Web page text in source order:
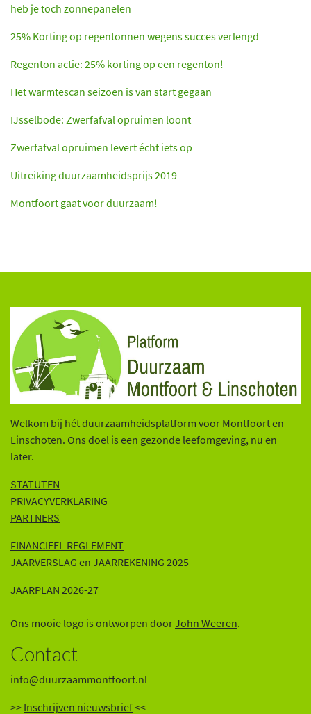
heb je toch zonnepanelen
25% Korting op regentonnen wegens succes verlengd
Regenton actie: 25% korting op een regenton!
Het warmtescan seizoen is van start gegaan
IJsselbode: Zwerfafval opruimen loont
Zwerfafval opruimen levert écht iets op
Uitreiking duurzaamheidsprijs 2019
Montfoort gaat voor duurzaam!
Welkom bij hét duurzaamheidsplatform voor Montfoort en
Linschoten. Ons doel is een gezonde leefomgeving, nu en
later.
STATUTEN
PRIVACYVERKLARING
PARTNERS
FINANCIEEL REGLEMENT
JAARVERSLAG en JAARREKENING 2025
JAARPLAN 2026-27
Ons mooie logo is ontworpen doorJohn Weeren.
Contact
info@duurzaammontfoort.nl
>> Inschrijven nieuwsbrief<<